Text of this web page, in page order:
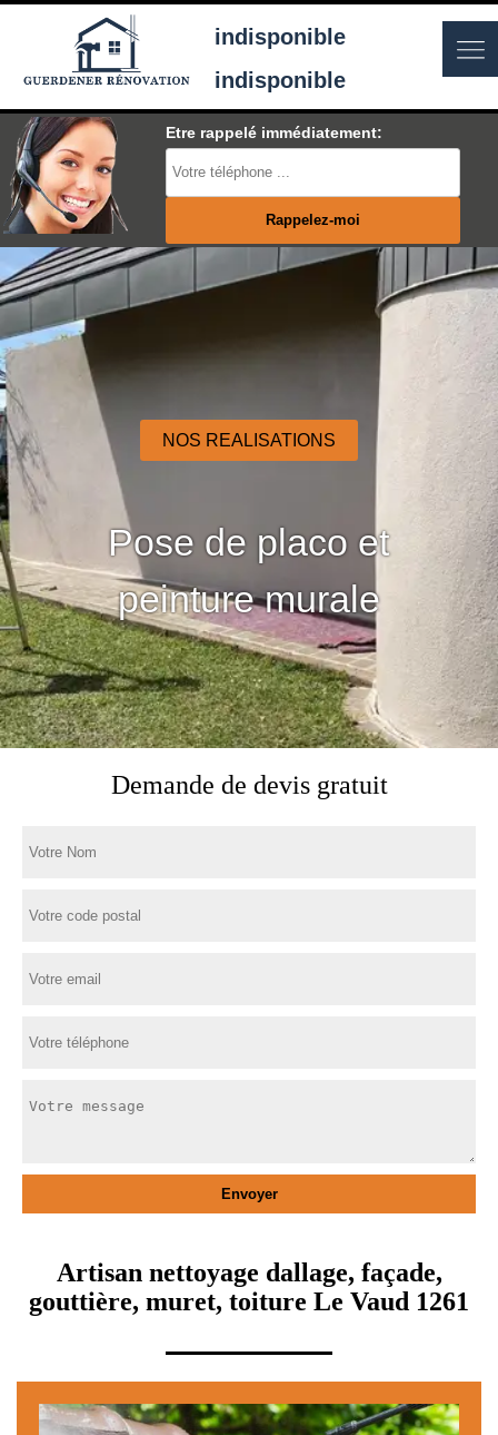
indisponible
indisponible
Etre rappelé immédiatement:
NOS REALISATIONS
Pose de placo et
peinture murale
Demande de devis gratuit
Artisan nettoyage dallage, façade,
gouttière, muret, toiture Le Vaud 1261